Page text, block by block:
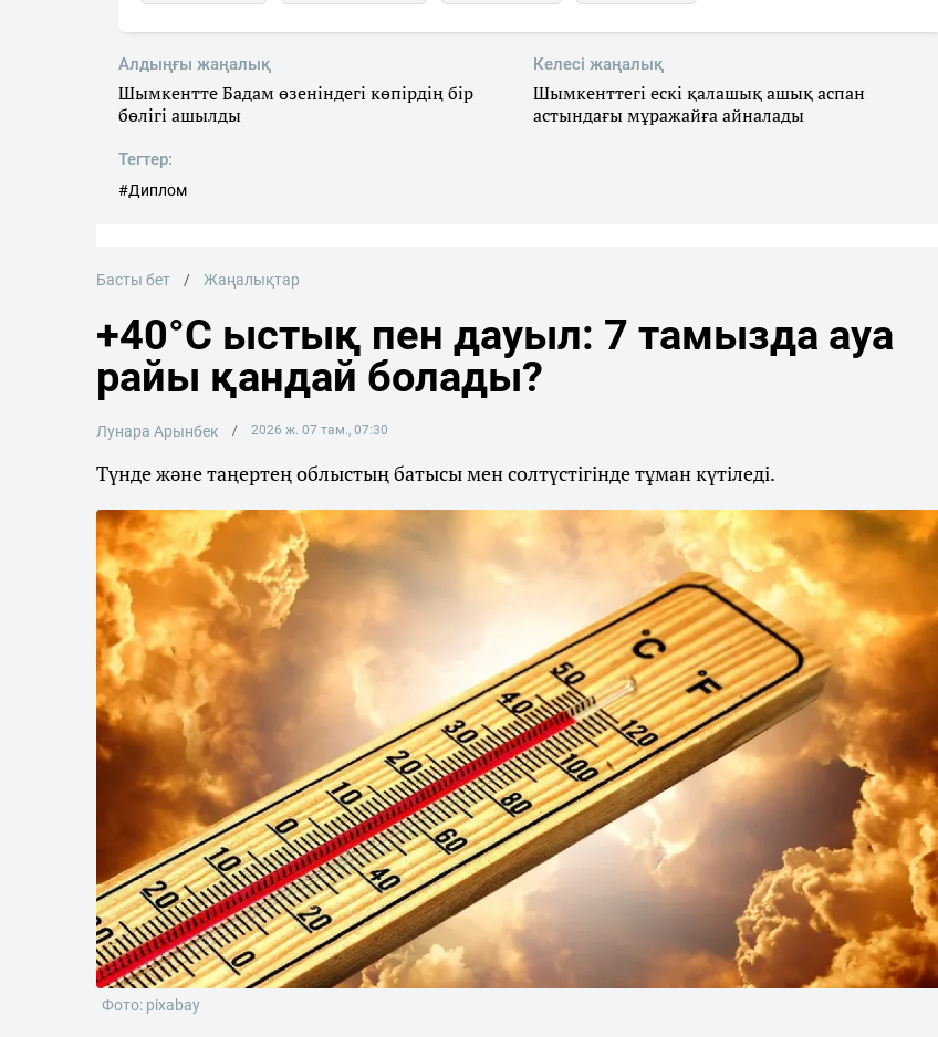
Алдыңғы жаңалық
Шымкентте Бадам өзеніндегі көпірдің бір
бөлігі ашылды
Келесі жаңалық
Шымкенттегі ескі қалашық ашық аспан
астындағы мұражайға айналады
Тегтер:
#Диплом
Басты бет Жаңалықтар
+40°C ыстық пен дауыл: 7 тамызда ауа
райы қандай болады?
Лунара Арынбек 2026 ж. 07 там., 07:30
Түнде және таңертең облыстың батысы мен солтүстігінде тұман күтіледі.
Фото: pixabay